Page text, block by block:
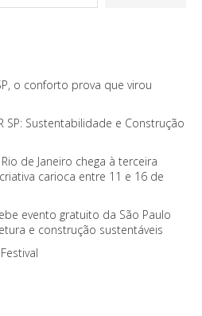
o conforto prova que virou
SP: Sustentabilidade e Construção
de Janeiro chega à terceira
carioca entre 11 e 16 de
evento gratuito da São Paulo
e construção sustentáveis